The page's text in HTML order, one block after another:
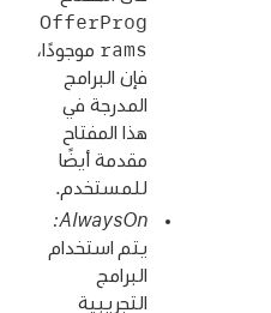
OfferProg
rams موجودًا،
فإن البرامج
المدرجة في
هذا المفتاح
مقدمة أيضًا
للمستخدم.
‏AlwaysOn:
يتم استخدام
البرامج
التجريبية